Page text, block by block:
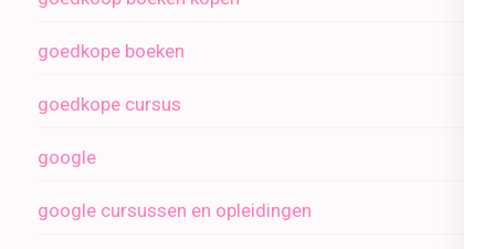
goedkope boeken
goedkope cursus
google
google cursussen en opleidingen